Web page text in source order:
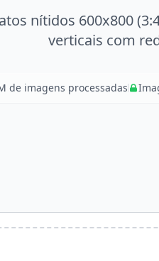
nítidos 600x800
verticais com
de imagens processadas